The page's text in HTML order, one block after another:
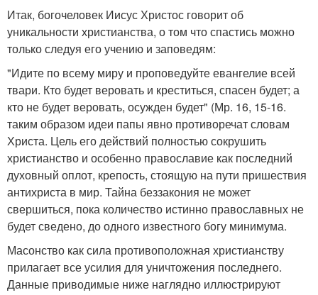
Итак, богочеловек Иисус Христос говорит об
уникальности христианства, о том что спастись можно
только следуя его учению и заповедям:
"Идите по всему миру и проповедуйте евангелие всей
твари. Кто будет веровать и креститься, спасен будет; а
кто не будет веровать, осужден будет" (Мр. 16, 15-16.
таким образом идеи папы явно противоречат словам
Христа. Цель его действий полностью сокрушить
христианство и особенно православие как последний
духовный оплот, крепость, стоящую на пути пришествия
антихриста в мир. Тайна беззакония не может
свершиться, пока количество истинно православных не
будет сведено, до одного известного богу минимума.
Масонство как сила противоположная христианству
прилагает все усилия для уничтожения последнего.
Данные приводимые ниже наглядно иллюстрируют